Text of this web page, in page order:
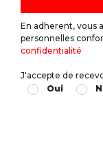
En adherent, vous
personnelles
confidentialité
J'accepte de
Oui